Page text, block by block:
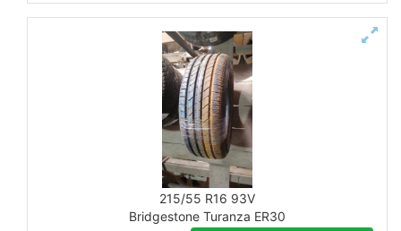
215/55 R16 93V
Bridgestone Turanza ER30